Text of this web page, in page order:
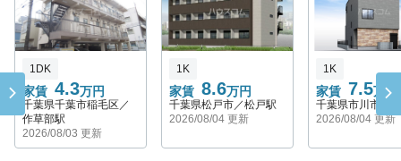
1DK
家賃 4.3万円
千葉県千葉市稲毛区／
作草部駅
2026/08/03 更新
1K
家賃 8.6万円
千葉県松戸市／松戸駅
2026/08/04 更新
1K
家賃 7.5万円
千葉県市川市／
2026/08/04 更新